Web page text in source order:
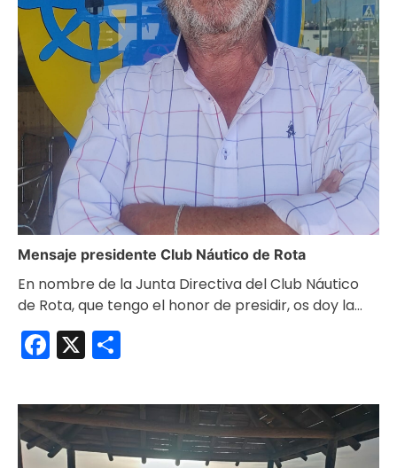
Mensaje presidente Club Náutico de Rota
En nombre de la Junta Directiva del Club Náutico
de Rota, que tengo el honor de presidir, os doy la…
Facebook
X